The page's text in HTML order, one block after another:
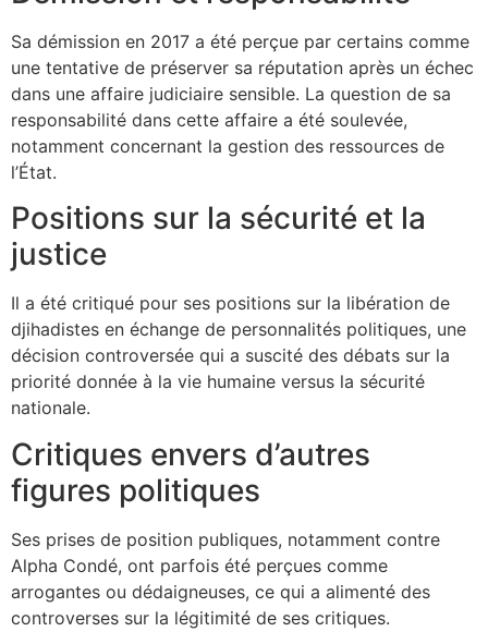
Sa démission en 2017 a été perçue par certains comme
une tentative de préserver sa réputation après un échec
dans une affaire judiciaire sensible. La question de sa
responsabilité dans cette affaire a été soulevée,
notamment concernant la gestion des ressources de
l’État.
Positions sur la sécurité et la
justice
Il a été critiqué pour ses positions sur la libération de
djihadistes en échange de personnalités politiques, une
décision controversée qui a suscité des débats sur la
priorité donnée à la vie humaine versus la sécurité
nationale.
Critiques envers d’autres
figures politiques
Ses prises de position publiques, notamment contre
Alpha Condé, ont parfois été perçues comme
arrogantes ou dédaigneuses, ce qui a alimenté des
controverses sur la légitimité de ses critiques.